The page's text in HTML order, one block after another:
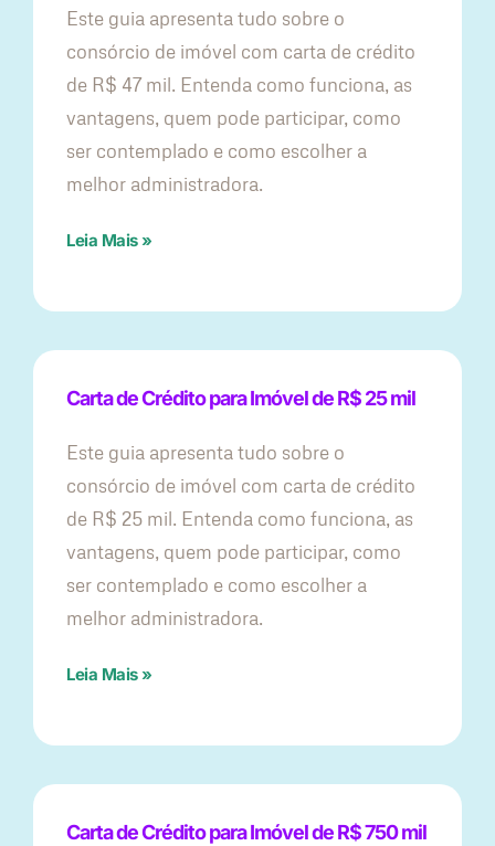
Este guia apresenta tudo sobre o
consórcio de imóvel com carta de crédito
de R$ 47 mil. Entenda como funciona, as
vantagens, quem pode participar, como
ser contemplado e como escolher a
melhor administradora.
Leia Mais »
Carta de Crédito para Imóvel de R$ 25 mil
Este guia apresenta tudo sobre o
consórcio de imóvel com carta de crédito
de R$ 25 mil. Entenda como funciona, as
vantagens, quem pode participar, como
ser contemplado e como escolher a
melhor administradora.
Leia Mais »
Carta de Crédito para Imóvel de R$ 750 mil